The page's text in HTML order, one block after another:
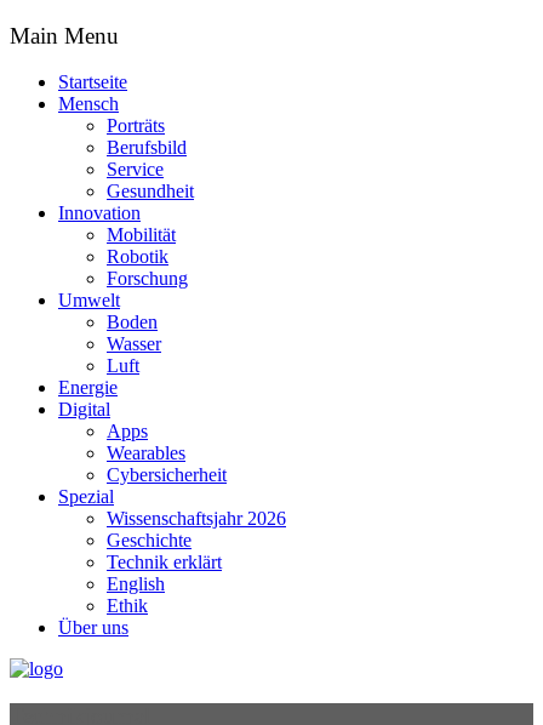
Main Menu
Startseite
Mensch
Porträts
Berufsbild
Service
Gesundheit
Innovation
Mobilität
Robotik
Forschung
Umwelt
Boden
Wasser
Luft
Energie
Digital
Apps
Wearables
Cybersicherheit
Spezial
Wissenschaftsjahr 2026
Geschichte
Technik erklärt
English
Ethik
Über uns